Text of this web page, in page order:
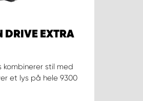
DRIVE EXTRA
stil med
et lys på hele 9300